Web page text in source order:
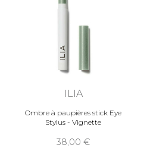
ILIA
Ombre à paupières stick Eye
Stylus - Vignette
38,00